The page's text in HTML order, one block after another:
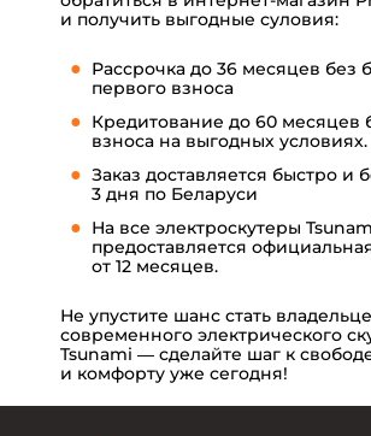
и получить выгодные суловия:
Рассрочка до 36 месяцев без
первого взноса
Кредитование до 60 месяцев
взноса на выгодных условиях.
Заказ доставляется быстро и
3 дня по Беларуси
На все электроскутеры
предоставляется
от 12 месяцев.
Не упустите шанс стать
современного электрического
Tsunami — сделайте шаг к
и комфорту уже сегодня!